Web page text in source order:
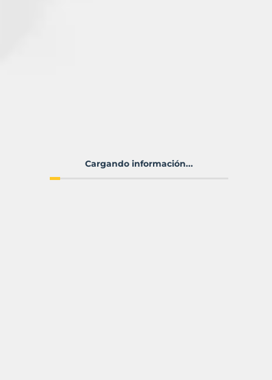
Cargando información...